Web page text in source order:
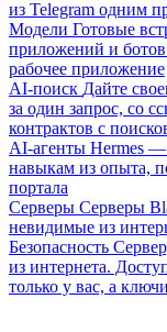
из Telegram одним
Модели Готовые
приложений и
рабочее приложение
AI-поиск Дайте
за один запрос, со
контрактов с
AI-агенты Hermes —
навыкам из опыта,
портала
Серверы Серверы
невидимые из
Безопасность
из интернета.
только у вас, а